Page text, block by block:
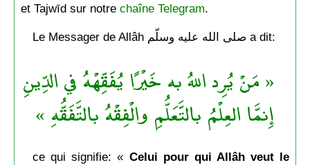
et Tajwīd sur notre chaîne Telegram.
Le Messager de Allâh صلى الله عليه وسلّم a dit:
« مَنْ يُرِد اللهُ به خَيْرًا يُفَقِّهْهُ في الدِّينِ
إِنمَّا العِلْمُ بالتَّعَلُّمِ والْفِقْهُ بالتَّفَقُّهِ »
ce qui signifie: « Celui pour qui Allâh veut le